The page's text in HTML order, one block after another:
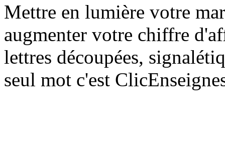
Mettre en lumière votre
augmenter votre chiffre
lettres découpées,
seul mot c'est